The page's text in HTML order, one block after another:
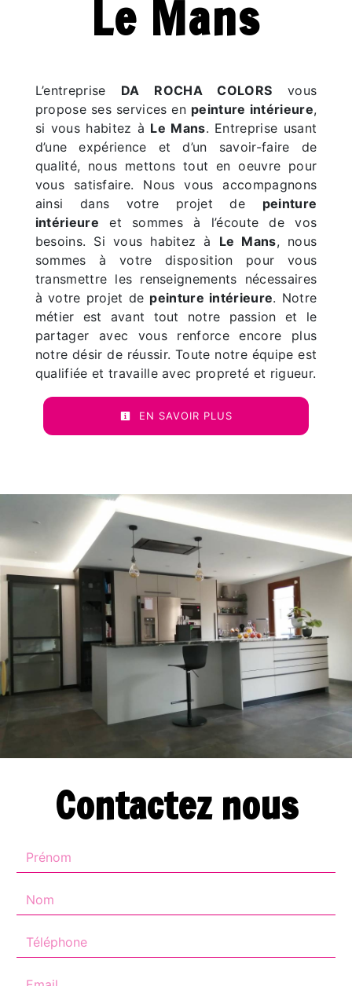
Le Mans
L’entreprise DA ROCHA COLORS vous
propose ses services en peinture intérieure,
si vous habitez à Le Mans. Entreprise usant
d’une expérience et d’un savoir-faire de
qualité, nous mettons tout en oeuvre pour
vous satisfaire. Nous vous accompagnons
ainsi dans votre projet de peinture
intérieure et sommes à l’écoute de vos
besoins. Si vous habitez à Le Mans, nous
sommes à votre disposition pour vous
transmettre les renseignements nécessaires
à votre projet de peinture intérieure. Notre
métier est avant tout notre passion et le
partager avec vous renforce encore plus
notre désir de réussir. Toute notre équipe est
qualifiée et travaille avec propreté et rigueur.
EN SAVOIR PLUS
Contactez nous